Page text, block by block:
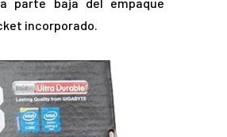
incorporado.